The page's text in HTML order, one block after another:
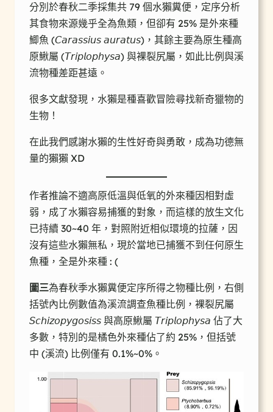
分別於春秋二季採集共 79 個水獺糞便，定序分析
其食物來源幾乎全為魚類，但卻有 25% 是外來種
鯽魚 (𝘊𝘢𝘳𝘢𝘴𝘴𝘪𝘶𝘴 𝘢𝘶𝘳𝘢𝘵𝘶𝘴)，其餘主要為原生種高
原鰍屬 (𝘛𝘳𝘪𝘱𝘭𝘰𝘱𝘩𝘺𝘴𝘢) 與裸裂尻屬，如此比例與溪
流物種差距甚遠。
很多文獻發現，水獺是種喜歡冒險尋找新奇獵物的
生物！
在此我們感謝水獺的生性好奇與勇敢，成為功德無
量的獺獺 XD
作者推論不適高原低溫與低氧的外來種因相對虛
弱，成了水獺容易捕獲的對象，而這樣的放生文化
已持續 30~40 年，對照附近相似環境的拉薩，因
沒有這些水獺無私，現於當地已捕獲不到任何原生
魚種，全是外來種 : (
圖三為春秋季水獺糞便定序所得之物種比例，右側
括號內比例數值為溪流調查魚種比例，裸裂尻屬
𝘚𝘤𝘩𝘪𝘻𝘰𝘱𝘺𝘨𝘰𝘴𝘪𝘴𝘴 與高原鰍屬 𝘛𝘳𝘪𝘱𝘭𝘰𝘱𝘩𝘺𝘴𝘢 佔了大
多數，特別的是橘色外來種佔了約 25%，但括號
中 (溪流) 比例僅有 0.1%~0%。